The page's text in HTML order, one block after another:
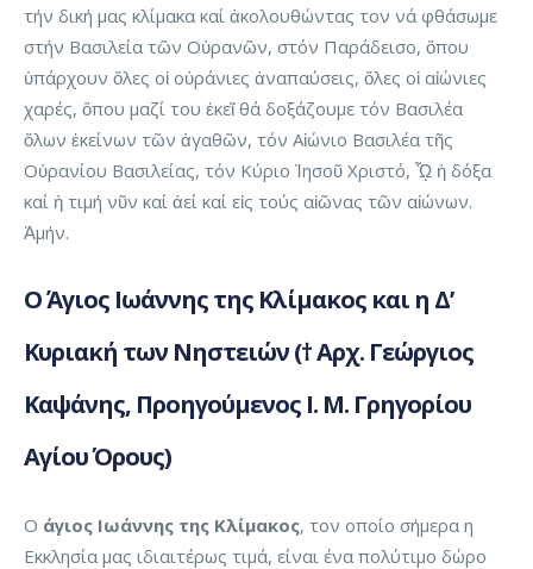
τήν δική μας κλίμακα καί ἀκολουθώντας τον νά φθάσωμε
στήν Βασιλεία τῶν Οὐρανῶν, στόν Παράδεισο, ὅπου
ὑπάρχουν ὅλες οἱ οὐράνιες ἀναπαύσεις, ὅλες οἱ αἰώνιες
χαρές, ὅπου μαζί του ἐκεῖ θά δοξάζουμε τόν Βασιλέα
ὅλων ἐκείνων τῶν ἀγαθῶν, τόν Αἰώνιο Βασιλέα τῆς
Οὐρανίου Βασιλείας, τόν Κύριο Ἰησοῦ Χριστό, ᾯ ἡ δόξα
καί ἡ τιμή νῦν καί ἀεί καί εἰς τούς αἰῶνας τῶν αἰώνων.
Ἀμήν.
Ο Άγιος Ιωάννης της Κλίμακος και η Δ’
Κυριακή των Νηστειών († Αρχ. Γεώργιος
Καψάνης, Προηγούμενος Ι. Μ. Γρηγορίου
Αγίου Όρους)
Ο άγιος Ιωάννης της Κλίμακος, τον οποίο σήμερα η
Εκκλησία μας ιδιαιτέρως τιμά, είναι ένα πολύτιμο δώρο